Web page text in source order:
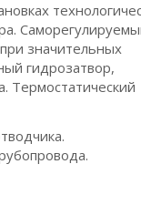
значительных
гидрозатвор,
Термостатический